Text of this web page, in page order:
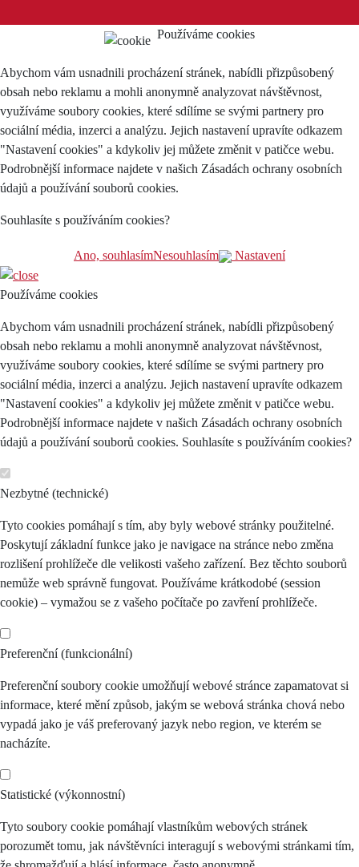
Používáme cookies
Abychom vám usnadnili procházení stránek, nabídli přizpůsobený
obsah nebo reklamu a mohli anonymně analyzovat návštěvnost,
využíváme soubory cookies, které sdílíme se svými partnery pro
sociální média, inzerci a analýzu. Jejich nastavení upravíte odkazem
"Nastavení cookies" a kdykoliv jej můžete změnit v patičce webu.
Podrobnější informace najdete v našich Zásadách ochrany osobních
údajů a používání souborů cookies.
Souhlasíte s používáním cookies?
Ano, souhlasímNesouhlasím Nastavení
Používáme cookies
Abychom vám usnadnili procházení stránek, nabídli přizpůsobený
obsah nebo reklamu a mohli anonymně analyzovat návštěvnost,
využíváme soubory cookies, které sdílíme se svými partnery pro
sociální média, inzerci a analýzu. Jejich nastavení upravíte odkazem
"Nastavení cookies" a kdykoliv jej můžete změnit v patičce webu.
Podrobnější informace najdete v našich Zásadách ochrany osobních
údajů a používání souborů cookies. Souhlasíte s používáním cookies?
Nezbytné (technické)
Tyto cookies pomáhají s tím, aby byly webové stránky použitelné.
Poskytují základní funkce jako je navigace na stránce nebo změna
rozlišení prohlížeče dle velikosti vašeho zařízení. Bez těchto souborů
nemůže web správně fungovat. Používáme krátkodobé (session
cookie) – vymažou se z vašeho počítače po zavření prohlížeče.
Preferenční (funkcionální)
Preferenční soubory cookie umožňují webové stránce zapamatovat si
informace, které mění způsob, jakým se webová stránka chová nebo
vypadá jako je váš preferovaný jazyk nebo region, ve kterém se
nacházíte.
Statistické (výkonnostní)
Tyto soubory cookie pomáhají vlastníkům webových stránek
porozumět tomu, jak návštěvníci interagují s webovými stránkami tím,